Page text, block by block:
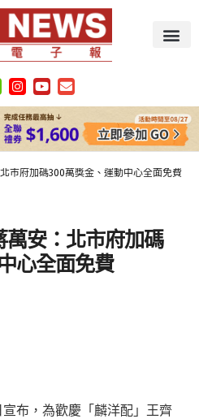
市府加碼300萬獎金、運動中心全面免費
萬安：北市府加碼
心全面免費
布，為歡慶「麟洋配」王齊